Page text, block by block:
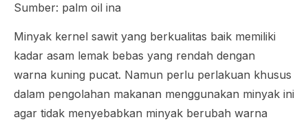
Sumber: palm oil ina
Minyak kernel sawit yang berkualitas baik memiliki
kadar asam lemak bebas yang rendah dengan
warna kuning pucat. Namun perlu perlakuan khusus
dalam pengolahan makanan menggunakan minyak ini
agar tidak menyebabkan minyak berubah warna